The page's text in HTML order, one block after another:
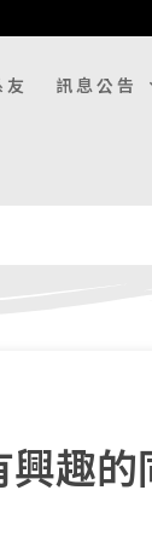
訊息公告
趣